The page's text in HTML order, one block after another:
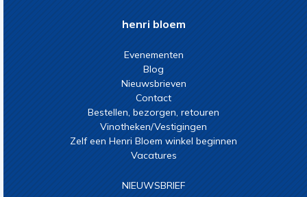
henri bloem
Evenementen
Blog
Nieuwsbrieven
Contact
Bestellen, bezorgen, retouren
Vinotheken/Vestigingen
Zelf een Henri Bloem winkel beginnen
Vacatures
NIEUWSBRIEF